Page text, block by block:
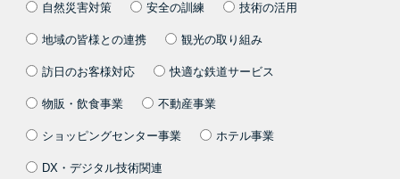
自然災害対策 安全の訓練 技術の活用
地域の皆様との連携 観光の取り組み
訪日のお客様対応 快適な鉄道サービス
物販・飲食事業 不動産事業
ショッピングセンター事業 ホテル事業
DX・デジタル技術関連